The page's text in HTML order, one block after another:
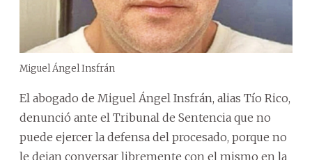
Miguel Ángel Insfrán
El abogado de Miguel Ángel Insfrán, alias Tío Rico,
denunció ante el Tribunal de Sentencia que no
puede ejercer la defensa del procesado, porque no
le dejan conversar libremente con el mismo en la